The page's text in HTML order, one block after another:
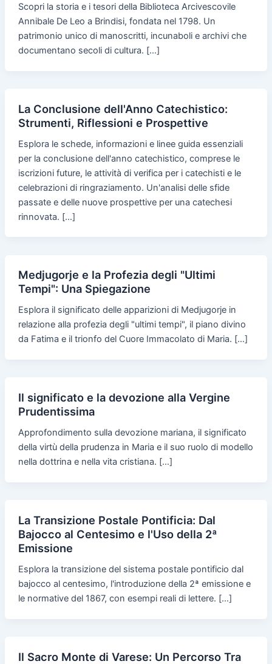
Scopri la storia e i tesori della Biblioteca Arcivescovile
Annibale De Leo a Brindisi, fondata nel 1798. Un
patrimonio unico di manoscritti, incunaboli e archivi che
documentano secoli di cultura. […]
La Conclusione dell'Anno Catechistico:
Strumenti, Riflessioni e Prospettive
Esplora le schede, informazioni e linee guida essenziali
per la conclusione dell'anno catechistico, comprese le
iscrizioni future, le attività di verifica per i catechisti e le
celebrazioni di ringraziamento. Un'analisi delle sfide
passate e delle nuove prospettive per una catechesi
rinnovata. […]
Medjugorje e la Profezia degli "Ultimi
Tempi": Una Spiegazione
Esplora il significato delle apparizioni di Medjugorje in
relazione alla profezia degli "ultimi tempi", il piano divino
da Fatima e il trionfo del Cuore Immacolato di Maria. […]
Il significato e la devozione alla Vergine
Prudentissima
Approfondimento sulla devozione mariana, il significato
della virtù della prudenza in Maria e il suo ruolo di modello
nella dottrina e nella vita cristiana. […]
La Transizione Postale Pontificia: Dal
Bajocco al Centesimo e l'Uso della 2ª
Emissione
Esplora la transizione del sistema postale pontificio dal
bajocco al centesimo, l'introduzione della 2ª emissione e
le normative del 1867, con esempi reali di lettere. […]
Il Sacro Monte di Varese: Un Percorso Tra